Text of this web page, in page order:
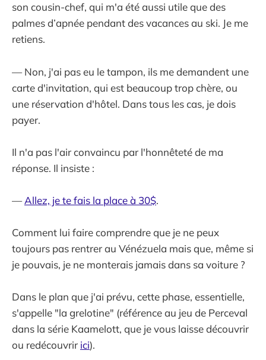
son cousin-chef, qui m'a été aussi utile que des
palmes d’apnée pendant des vacances au ski. Je me
retiens.
— Non, j'ai pas eu le tampon, ils me demandent une
carte d'invitation, qui est beaucoup trop chère, ou
une réservation d'hôtel. Dans tous les cas, je dois
payer.
Il n'a pas l'air convaincu par l'honnêteté de ma
réponse. Il insiste :
—Allez, je te fais la place à 30$.
Comment lui faire comprendre que je ne peux
toujours pas rentrer au Vénézuela mais que, même si
je pouvais, je ne monterais jamais dans sa voiture ?
Dans le plan que j'ai prévu, cette phase, essentielle,
s'appelle "la grelotine" (référence au jeu de Perceval
dans la série Kaamelott, que je vous laisse découvrir
ou redécouvrir ici).